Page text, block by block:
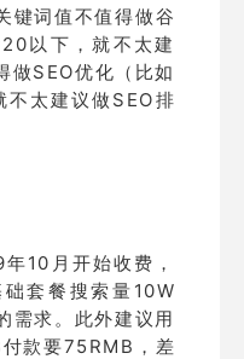
键词值不值得做谷
以下，就不太建
做SEO优化（比如
太建议做SEO排
10月开始收费，
套餐搜索量10W
需求。此外建议用
款要75RMB，差